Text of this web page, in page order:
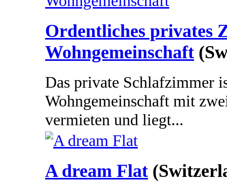
Ordentliches privates
Wohngemeinschaft
Das private Schlafzimmer
Wohngemeinschaft mit
vermieten und liegt...
A dream Flat